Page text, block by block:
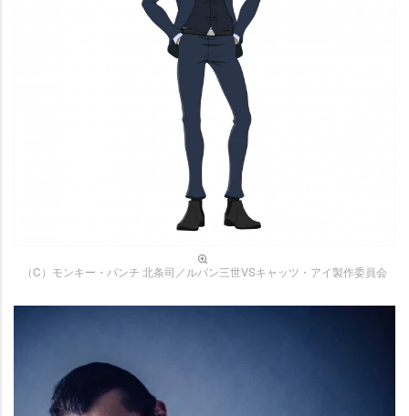
（C）モンキー・パンチ 北条司／ルパン三世VSキャッツ・アイ製作委員会